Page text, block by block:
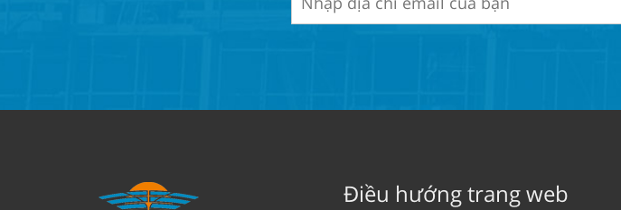
Điều hướng trang web